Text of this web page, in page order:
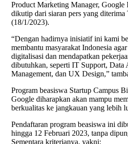
Product Marketing Manager, Google
dikutip dari siaran pers yang diterima
(18/1/2023).
“Dengan hadirnya inisiatif ini kami
membantu masyarakat Indonesia
digitalisasi dan mendapatkan
dibutuhkan, seperti IT Support, Data
Management, dan UX Design,”
Program beasiswa Startup Campus
Google diharapkan akan mampu
berkualitas ke jangkauan yang lebih
Pendaftaran program beasiswa ini
hingga 12 Februari 2023, tanpa
Sementara kriterianya, yakni: